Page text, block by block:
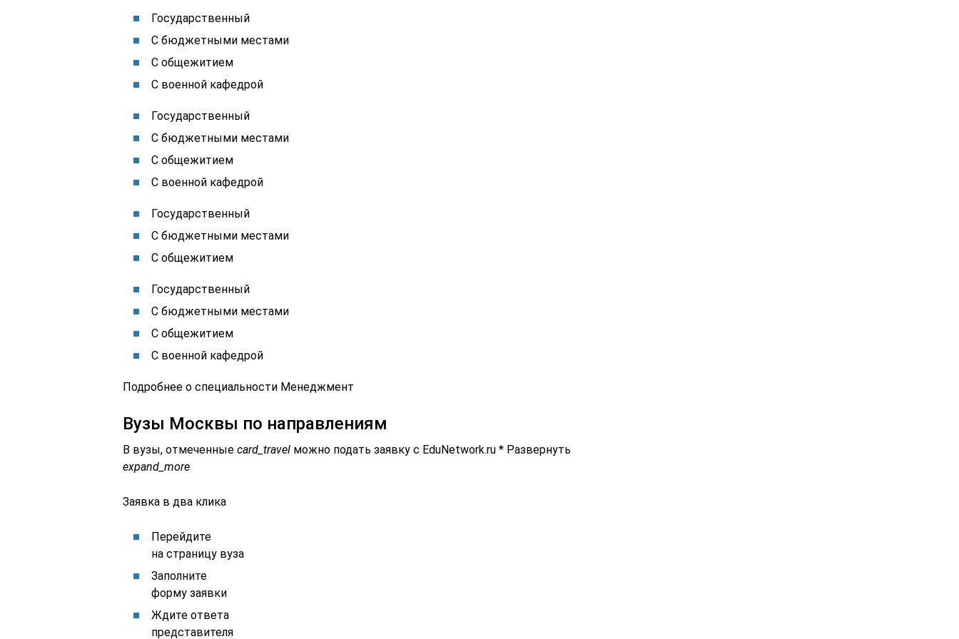
Государственный
С бюджетными местами
С общежитием
С военной кафедрой
Государственный
С бюджетными местами
С общежитием
С военной кафедрой
Государственный
С бюджетными местами
С общежитием
Государственный
С бюджетными местами
С общежитием
С военной кафедрой
Подробнее о специальности Менеджмент
Вузы Москвы по направлениям
В вузы, отмеченные card_travel можно подать заявку с EduNetwork.ru * Развернуть
expand_more
Заявка в два клика
Перейдите
на страницу вуза
Заполните
форму заявки
Ждите ответа
представителя